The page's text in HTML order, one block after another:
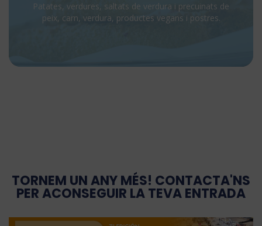
Patates, verdures, saltats de verdura i precuinats de
peix, carn, verdura, productes vegans i postres.
TORNEM UN ANY MÉS! CONTACTA'NS
PER ACONSEGUIR LA TEVA ENTRADA